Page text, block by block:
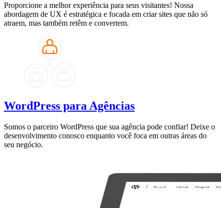
Proporcione a melhor experiência para seus visitantes! Nossa
abordagem de UX é estratégica e focada em criar sites que não só
atraem, mas também retêm e convertem.
WordPress para Agências
Somos o parceiro WordPress que sua agência pode confiar! Deixe o
desenvolvimento conosco enquanto você foca em outras áreas do
seu negócio.